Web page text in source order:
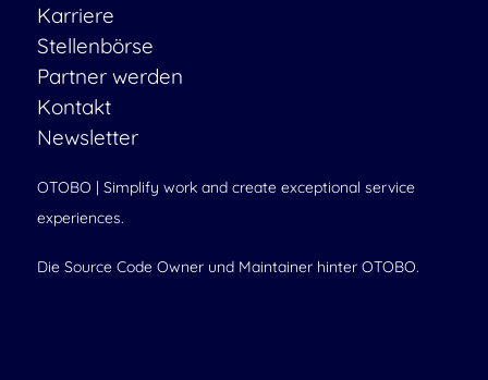
Karriere
Stellenbörse
Partner werden
Kontakt
Newsletter
OTOBO | Simplify work and create exceptional service
experiences.
Die Source Code Owner und Maintainer hinter OTOBO.